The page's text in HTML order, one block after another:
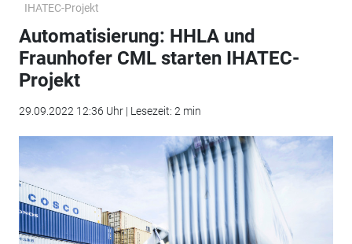
IHATEC-Projekt
Automatisierung: HHLA und
Fraunhofer CML starten IHATEC-
Projekt
29.09.2022 12:36 Uhr | Lesezeit: 2 min